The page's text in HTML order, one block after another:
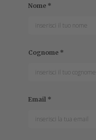
Nome *
Cognome *
Email *